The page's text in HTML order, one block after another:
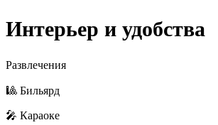
Интерьер и удобства
Развлечения
🎱 Бильярд
🎤 Караоке